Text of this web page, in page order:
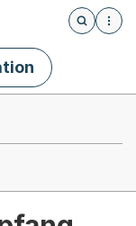
Öffnet